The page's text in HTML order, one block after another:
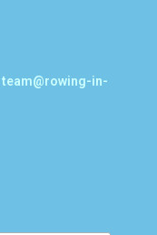
team@rowing-in-